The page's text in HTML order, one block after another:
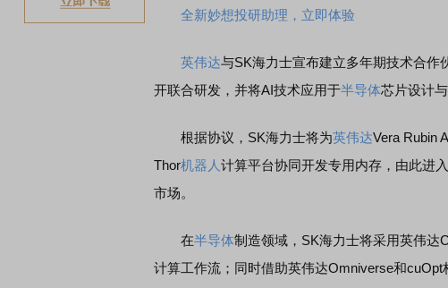
全新妙想投研助理，立即体验
英伟达与SK海力士宣布建立多年期技术合作
开联合研发，并将AI技术应用于半导体芯片设计与
根据协议，SK海力士将为英伟达Vera Rubin
Thor机器人 计算平台协同开发专用内存，由此进入
市场。
在半导体制造领域，SK海力士将采用英伟达
计算工作流；同时借助英伟达Omniverse和cuOpt